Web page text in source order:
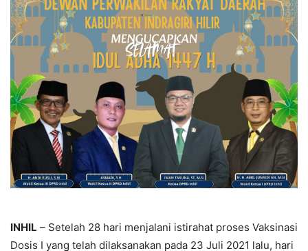
INHIL – Setelah 28 hari menjalani istirahat proses Vaksinasi
Dosis I yang telah dilaksanakan pada 23 Juli 2021 lalu, hari